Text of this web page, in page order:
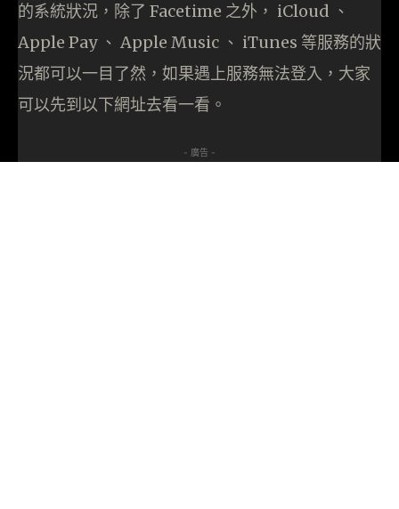
的系統狀況，除了 Facetime 之外， iCloud 、
Apple Pay 、 Apple Music 、 iTunes 等服務的狀
況都可以一目了然，如果遇上服務無法登入，大家
可以先到以下網址去看一看。
- 廣告 -